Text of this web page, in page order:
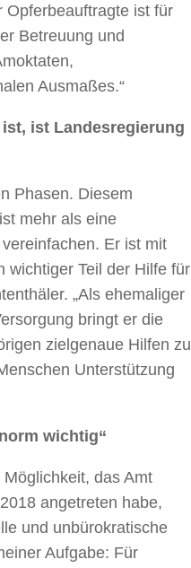
Opferbeauftragte ist für
Betreuung und
Ausmaßes.“
ist Landesregierung
Phasen. Diesem
mehr als eine
Er ist mit
wichtiger Teil der Hilfe für
„Als ehemaliger
bringt er die
zielgenaue Hilfen zu
Unterstützung
wichtig“
das Amt
angetreten habe,
und unbürokratische
Aufgabe: Für